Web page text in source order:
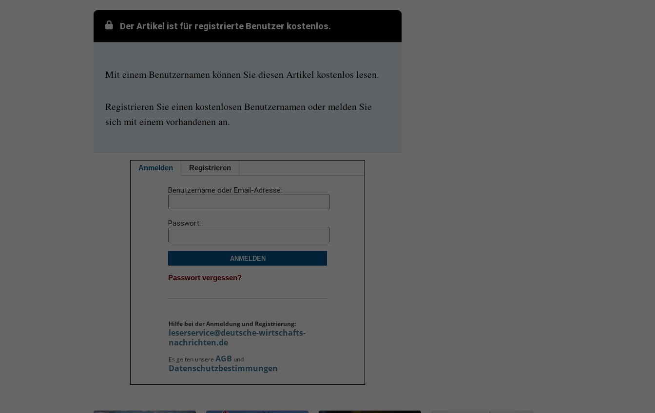
Der Artikel ist für registrierte Benutzer kostenlos.
Mit einem Benutzernamen können Sie diesen Artikel kostenlos lesen.
Registrieren Sie einen kostenlosen Benutzernamen oder melden Sie
sich mit einem vorhandenen an.
Anmelden Registrieren
Benutzername oder Email-Adresse
Passwort
ANMELDEN
Passwort vergessen?
Hilfe bei der Anmeldung und Registrierung:
leserservice@deutsche-wirtschafts-
nachrichten.de
Es gelten unsere AGB und
Datenschutzbestimmungen